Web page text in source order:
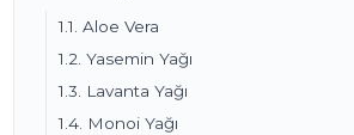
1.1. Aloe Vera
1.2. Yasemin Yağı
1.3. Lavanta Yağı
1.4. Monoi Yağı